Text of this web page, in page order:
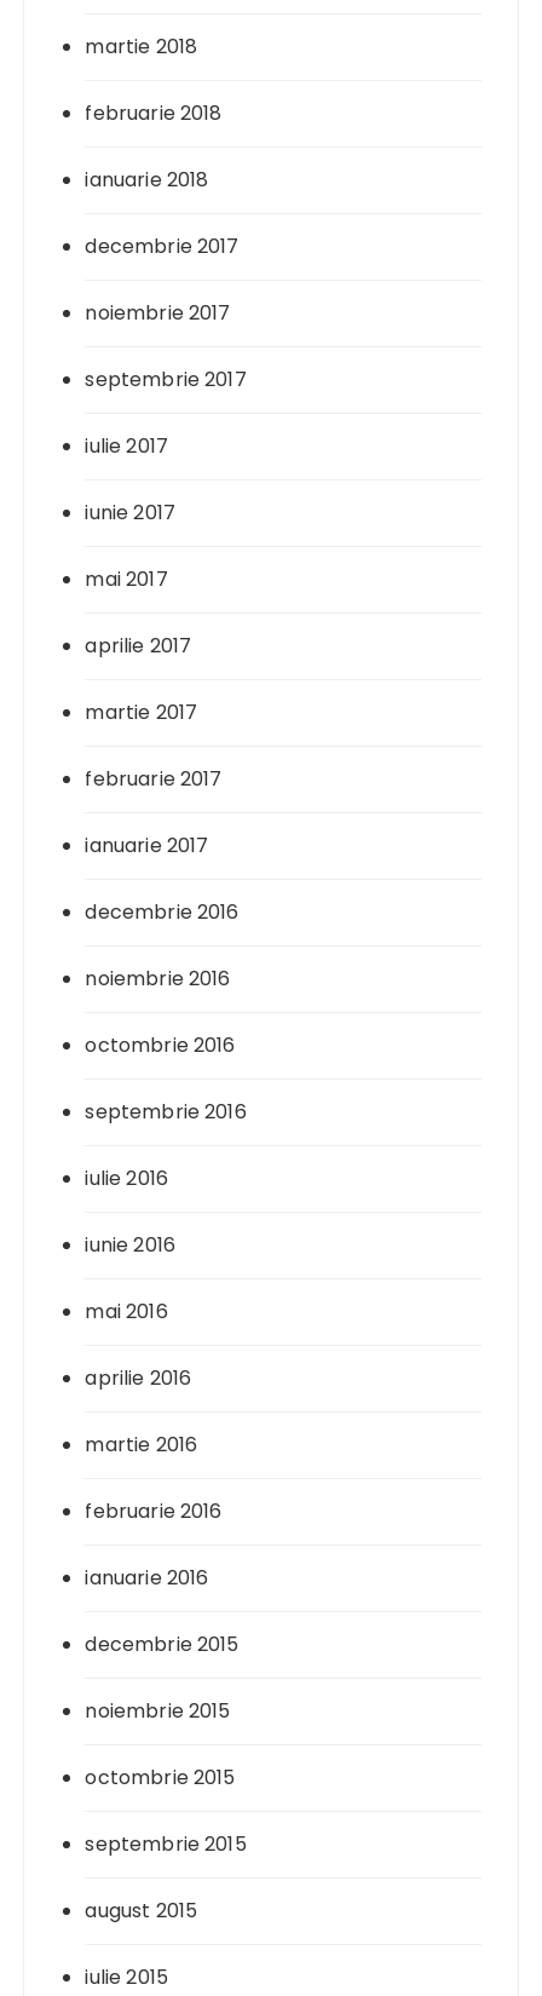
martie 2018
februarie 2018
ianuarie 2018
decembrie 2017
noiembrie 2017
septembrie 2017
iulie 2017
iunie 2017
mai 2017
aprilie 2017
martie 2017
februarie 2017
ianuarie 2017
decembrie 2016
noiembrie 2016
octombrie 2016
septembrie 2016
iulie 2016
iunie 2016
mai 2016
aprilie 2016
martie 2016
februarie 2016
ianuarie 2016
decembrie 2015
noiembrie 2015
octombrie 2015
septembrie 2015
august 2015
iulie 2015